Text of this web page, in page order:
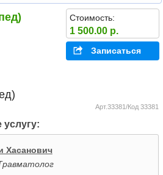
Стоимость:
1 500.00 р.
Записаться
Арт.33381/Код 33381
Хасанович